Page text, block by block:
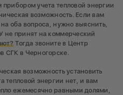
учета тепловой энергии
возможность. Если вам
на оба вопроса, нужно выяснить,
не принят на коммерческий
Тогда звоните в Центр
СГК в Черногорске.
возможность установить
тепловой энергии нет, и вам
ежемесячно равными долями,